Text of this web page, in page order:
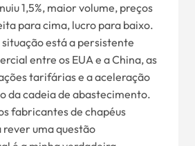
1,5%, maior volume, preços
para cima, lucro para baixo.
está a persistente
entre os EUA e a China, as
tarifárias e a aceleração
da cadeia de abastecimento.
fabricantes de chapéus
rever uma questão